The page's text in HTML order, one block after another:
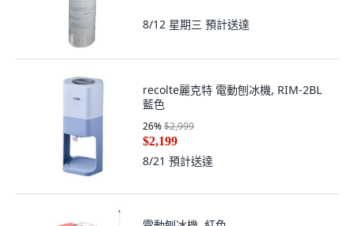
8/12 星期三 預計送達
recolte麗克特 電動刨冰機, RIM-2BL
藍色
26%$2,999
$2,199
8/21 預計送達